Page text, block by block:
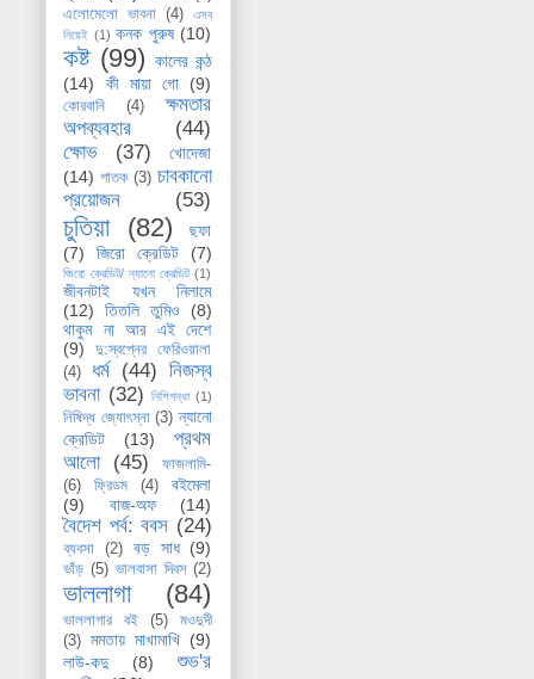
এলোমেলো ভাবনা (4)
এসব
নিয়েই (1) কনক পুরুষ (10)
কষ্ট (99) কালের কন্ঠ
(14)
কী মায়া গো (9)
কোরবানি (4)
ক্ষমতার
অপব্যবহার
(44)
ক্ষোভ
(37)
খোদেজা
(14) গাতক (3) চাবকানো
প্রয়োজন
(53)
চুতিয়া (82)
ছফা
(7)
জিরো ক্রেডিট (7)
জিরো ক্রেডিট/ ন্যানো ক্রেডিট (1)
জীবনটাই যখন নিলামে
(12)
তিতলি তুমিও
(8)
থাকুম না আর এই দেশে
(9)
দু:স্বপ্নের ফেরিওয়ালা
(4)
ধর্ম (44) নিজস্ব
ভাবনা (32) নিশিগন্ধা (1)
নিষিদ্ধ জ্যোৎস্না (3) ন্যানো
ক্রেডিট
(13)
প্রথম
আলো
(45)
ফাজলামি-
(6)
ফ্রিডম (4)
বইমেলা
(9)
বাজ-অফ (14)
বৈদেশ পর্ব: ববস (24)
ব্যবসা (2) বড় সাধ (9)
ভাঁড় (5) ভালবাসা দিবস (2)
ভাললাগা (84)
ভাললাগার বই (5)
মওদুদী
(3)
মমতায় মাখামাখি (9)
লাউ-কদু
(8)
শুভ'র